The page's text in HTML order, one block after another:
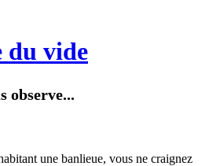
du vide
observe...
une banlieue, vous ne craignez